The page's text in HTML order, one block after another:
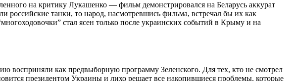
на критику Лукашенко — фильм демонстрировался на Беларусь аккурат
российские танки, то народ, насмотревшись фильма, встречал бы их как
стал ясен только после украинских событий в Крыму и на
восприняли как предвыборную программу Зеленского. Для тех, кто не смотрел
президентом Украины и лихо решает все накопившиеся проблемы, которые